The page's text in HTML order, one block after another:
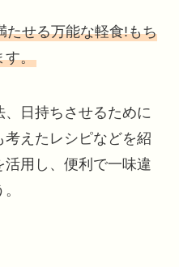
たせる万能な軽食!もち
す。
日持ちさせるために
えたレシピなどを紹
用し、便利で一味違